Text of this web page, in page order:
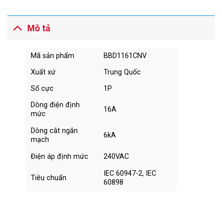
Mô tả
Mã sản phẩm
BBD1161CNV
Xuất xứ
Trung Quốc
Số cực
1P
Dòng điện định
mức
16A
Dòng cắt ngắn
mạch
6kA
Điện áp định mức 240VAC
Tiêu chuẩn
IEC 60947-2, IEC
60898